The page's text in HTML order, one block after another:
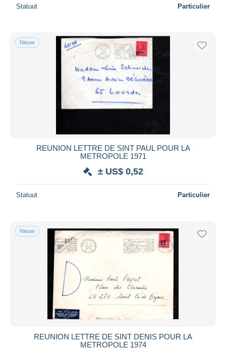
Statuut Particulier
Nieuw
REUNION LETTRE DE SINT PAUL POUR LA
METROPOLE 1971
± US$ 0,52
Statuut Particulier
Nieuw
REUNION LETTRE DE SINT DENIS POUR LA
METROPOLE 1974